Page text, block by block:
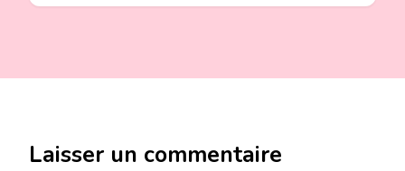
Laisser un commentaire